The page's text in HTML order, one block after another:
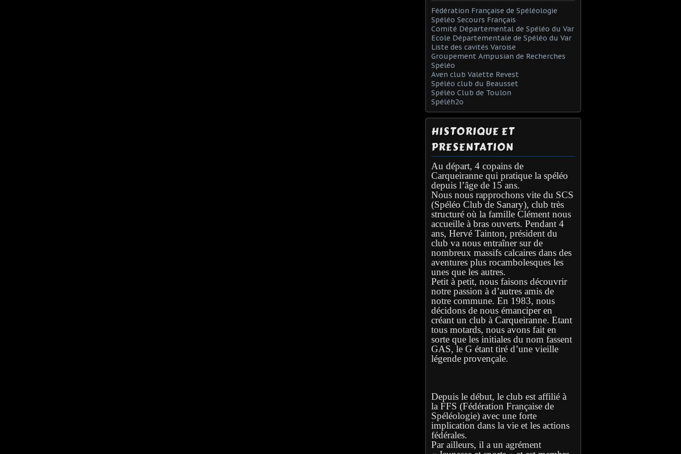
Fédération Française de Spéléologie
Spéléo Secours Français
Comité Départemental de Spéléo du Var
Ecole Départementale de Spéléo du Var
Liste des cavités Varoise
Groupement Ampusian de Recherches
Spéléo
Aven club Valette Revest
Spéléo club du Beausset
Spéléo Club de Toulon
Spéléh2o
HISTORIQUE ET
PRESENTATION
Au départ, 4 copains de
Carqueiranne qui pratique la spéléo
depuis l’âge de 15 ans.
Nous nous rapprochons vite du SCS
(Spéléo Club de Sanary), club très
structuré où la famille Clément nous
accueille à bras ouverts. Pendant 4
ans, Hervé Tainton, président du
club va nous entraîner sur de
nombreux massifs calcaires dans des
aventures plus rocambolesques les
unes que les autres.
Petit à petit, nous faisons découvrir
notre passion à d’autres amis de
notre commune. En 1983, nous
décidons de nous émanciper en
créant un club à Carqueiranne. Etant
tous motards, nous avons fait en
sorte que les initiales du nom fassent
GAS, le G étant tiré d’une vieille
légende provençale.
Depuis le début, le club est affilié à
la FFS (Fédération Française de
Spéléologie) avec une forte
implication dans la vie et les actions
fédérales.
Par ailleurs, il a un agrément